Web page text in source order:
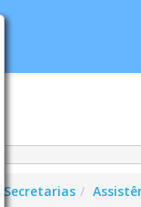
Secretarias